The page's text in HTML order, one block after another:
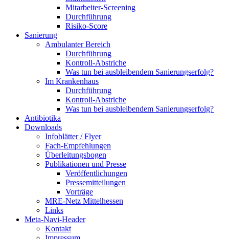
Mitarbeiter-Screening
Durchführung
Risiko-Score
Sanierung
Ambulanter Bereich
Durchführung
Kontroll-Abstriche
Was tun bei ausbleibendem Sanierungserfolg?
Im Krankenhaus
Durchführung
Kontroll-Abstriche
Was tun bei ausbleibendem Sanierungserfolg?
Antibiotika
Downloads
Infoblätter / Flyer
Fach-Empfehlungen
Überleitungsbogen
Publikationen und Presse
Veröffentlichungen
Pressemitteilungen
Vorträge
MRE-Netz Mittelhessen
Links
Meta-Navi-Header
Kontakt